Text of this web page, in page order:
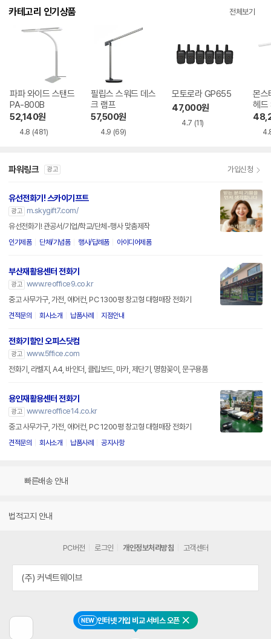
NEW 인터넷 가입 비교 서비스 오픈 닫기
카테고리 인기상품 전체보기
파파 와이드 스탠드
PA-800B
52,140원
4.8 (481)
필립스 스워드 데스
크 램프
57,500원
4.9 (69)
모토로라 GP655
47,000원
4.7 (11)
몬스
헤
드
파워링크 광고 가입신청
유선전화기! 스카이기프트
광고
m.skygift7.com/
유선전화기! 관공서/기업/학교/단체-행사 맞춤제작
인기제품 단체/기념품 행사/답례품 아이디어제품
부산재활용센터 전화기
광고 www.reoffice9.co.kr
중고 사무가구, 가전, 에어컨, PC 1300평 창고형 대형매장 전화기
견적문의 회사소개 납품사례 지점안내
전화기할인 오피스닷컴
광고 www.5ffice.com
전화기, 라벨지, A4, 바인더, 클립보드, 마카, 제단기, 명함꽂이, 문구용품
용인재활용센터 전화기
광고 www.reoffice14.co.kr
중고 사무가구, 가전, 에어컨, PC 1200평 창고형 대형매장 전화기
견적문의 회사소개 납품사례 공지사항
빠른배송 안내
법적고지 안내
PC버전 로그인 개인정보처리방침 고객센터
(주) 커넥트웨이브